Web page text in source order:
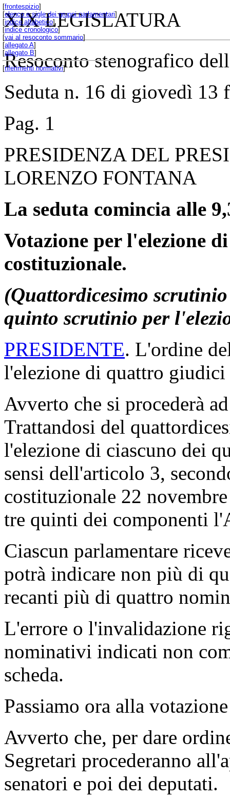
XIX LEGISLATURA
Resoconto stenografico
Seduta n. 16 di giovedì 13
[frontespizio]
[elenco e sigle dei gruppi parlamentari]
[indice alfabetico]
[indice cronologico]
[vai al resoconto sommario]
[allegato A]
[allegato B]
[riferimenti normativi]
Pag. 1
PRESIDENZA DEL
LORENZO FONTANA
La seduta comincia alle
Votazione per l'elezione
costituzionale.
(Quattordicesimo
quinto scrutinio per
PRESIDENTE. L'ordine
l'elezione di quattro
Avverto che si procederà
Trattandosi del
l'elezione di ciascuno dei
sensi dell'articolo 3,
costituzionale 22
tre quinti dei componenti
Ciascun parlamentare
potrà indicare non più di
recanti più di quattro
L'errore o l'invalidazione
nominativi indicati non
scheda.
Passiamo ora alla
Avverto che, per dare
Segretari procederanno
senatori e poi dei deputati.